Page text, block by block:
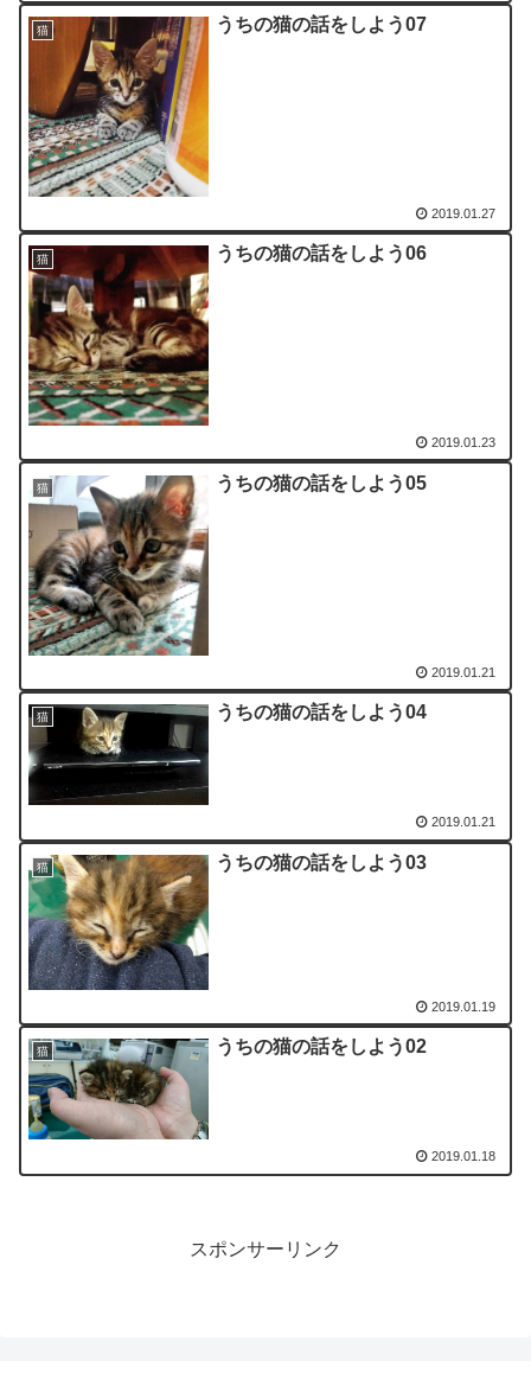
猫 うちの猫の話をしよう07
2019.01.27
猫 うちの猫の話をしよう06
2019.01.23
猫 うちの猫の話をしよう05
2019.01.21
猫 うちの猫の話をしよう04
2019.01.21
猫 うちの猫の話をしよう03
2019.01.19
猫 うちの猫の話をしよう02
2019.01.18
スポンサーリンク